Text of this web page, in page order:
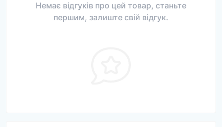
Немає відгуків про цей товар, станьте
першим, залиште свій відгук.